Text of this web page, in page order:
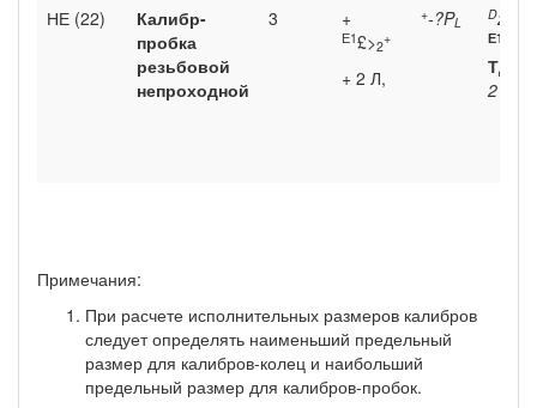
НЕ (22)
Калибр-
проб­ка
резьбовой
непроходной
3 +
Е1£>2
+
+ 2 Л,
+-?PL
D2
Е1
Тд
2
Примечания:
При расчете исполнительных размеров калибров
следует определять наименьший предельный
размер для калибров-ко­лец и наибольший
предельный размер для калибров-пробок.